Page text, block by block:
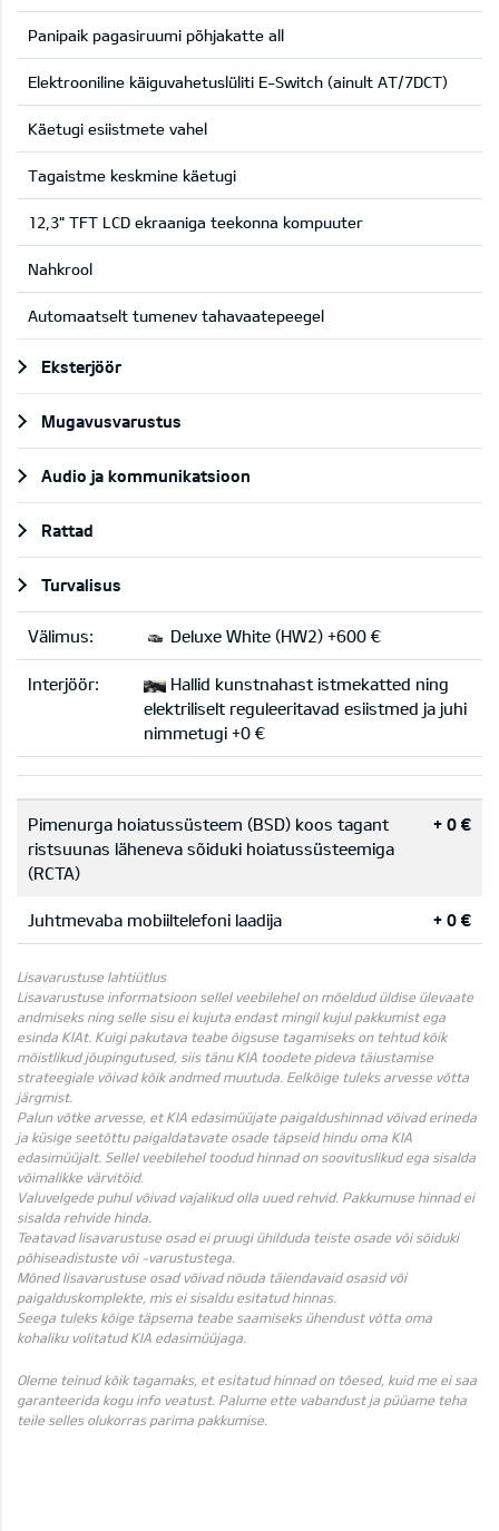
Panipaik pagasiruumi põhjakatte all
Elektrooniline käiguvahetuslüliti E-Switch (ainult AT/7DCT)
Käetugi esiistmete vahel
Tagaistme keskmine käetugi
12,3" TFT LCD ekraaniga teekonna kompuuter
Nahkrool
Automaatselt tumenev tahavaatepeegel
Eksterjöör
Mugavusvarustus
Audio ja kommunikatsioon
Rattad
Turvalisus
Välimus: Deluxe White (HW2) +600 €
Interjöör:
Hallid kunstnahast istmekatted ning
elektriliselt reguleeritavad esiistmed ja juhi
nimmetugi +0 €
Pimenurga hoiatussüsteem (BSD) koos tagant
ristsuunas läheneva sõiduki hoiatussüsteemiga
(RCTA)
+ 0 €
Juhtmevaba mobiiltelefoni laadija + 0 €
Lisavarustuse lahtiütlus
Lisavarustuse informatsioon sellel veebilehel on mõeldud üldise ülevaate
andmiseks ning selle sisu ei kujuta endast mingil kujul pakkumist ega
esinda KIAt. Kuigi pakutava teabe õigsuse tagamiseks on tehtud kõik
mõistlikud jõupingutused, siis tänu KIA toodete pideva täiustamise
strateegiale võivad kõik andmed muutuda. Eelkõige tuleks arvesse võtta
järgmist.
Palun võtke arvesse, et KIA edasimüüjate paigaldushinnad võivad erineda
ja küsige seetõttu paigaldatavate osade täpseid hindu oma KIA
edasimüüjalt. Sellel veebilehel toodud hinnad on soovituslikud ega sisalda
võimalikke värvitöid.
Valuvelgede puhul võivad vajalikud olla uued rehvid. Pakkumuse hinnad ei
sisalda rehvide hinda.
Teatavad lisavarustuse osad ei pruugi ühilduda teiste osade või sõiduki
põhiseadistuste või -varustustega.
Mõned lisavarustuse osad võivad nõuda täiendavaid osasid või
paigalduskomplekte, mis ei sisaldu esitatud hinnas.
Seega tuleks kõige täpsema teabe saamiseks ühendust võtta oma
kohaliku volitatud KIA edasimüüjaga.
Oleme teinud kõik tagamaks, et esitatud hinnad on tõesed, kuid me ei saa
garanteerida kogu info veatust. Palume ette vabandust ja püüame teha
teile selles olukorras parima pakkumise.